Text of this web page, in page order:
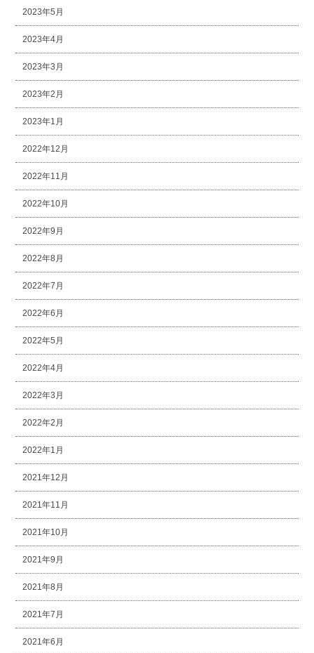
2023年5月
2023年4月
2023年3月
2023年2月
2023年1月
2022年12月
2022年11月
2022年10月
2022年9月
2022年8月
2022年7月
2022年6月
2022年5月
2022年4月
2022年3月
2022年2月
2022年1月
2021年12月
2021年11月
2021年10月
2021年9月
2021年8月
2021年7月
2021年6月